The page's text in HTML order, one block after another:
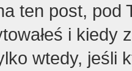
ten post,
i kiedy
wtedy, jeśli